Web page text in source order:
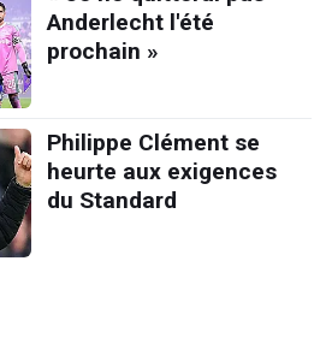
Anderlecht l'été
prochain »
Philippe Clément se
heurte aux exigences
du Standard